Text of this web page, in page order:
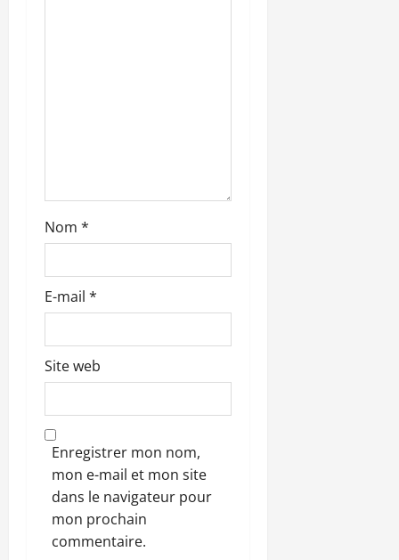
Nom *
E-mail *
Site web
Enregistrer mon nom,
mon e-mail et mon site
dans le navigateur pour
mon prochain
commentaire.